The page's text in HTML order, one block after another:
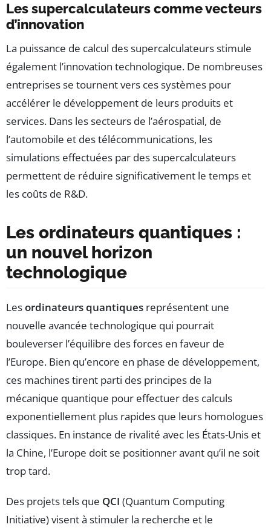
Les supercalculateurs comme vecteurs
d’innovation
La puissance de calcul des supercalculateurs stimule
également l’innovation technologique. De nombreuses
entreprises se tournent vers ces systèmes pour
accélérer le développement de leurs produits et
services. Dans les secteurs de l’aérospatial, de
l’automobile et des télécommunications, les
simulations effectuées par des supercalculateurs
permettent de réduire significativement le temps et
les coûts de R&D.
Les ordinateurs quantiques :
un nouvel horizon
technologique
Lesordinateurs quantiques représentent une
nouvelle avancée technologique qui pourrait
bouleverser l’équilibre des forces en faveur de
l’Europe. Bien qu’encore en phase de développement,
ces machines tirent parti des principes de la
mécanique quantique pour effectuer des calculs
exponentiellement plus rapides que leurs homologues
classiques. En instance de rivalité avec les États-Unis et
la Chine, l’Europe doit se positionner avant qu’il ne soit
trop tard.
Des projets tels que QCI (Quantum Computing
Initiative) visent à stimuler la recherche et le